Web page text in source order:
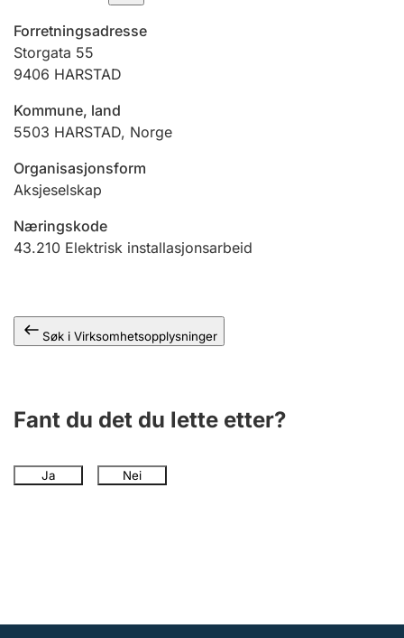
Jeger
Ektepaktveileder
Offentlig sektor
Forretningsadresse
Storgata 55
9406 HARSTAD
Kommune, land
5503 HARSTAD, Norge
Organisasjonsform
Aksjeselskap
Næringskode
43.210 Elektrisk installasjonsarbeid
Søk i Virksomhetsopplysninger
Fant du det du lette etter?
Ja Nei